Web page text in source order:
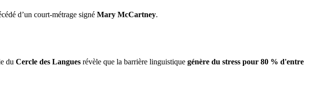
d’un court-métrage signé Mary McCartney.
du Cercle des Langues révèle que la barrière linguistique génère du stress pour 80 % d'entre